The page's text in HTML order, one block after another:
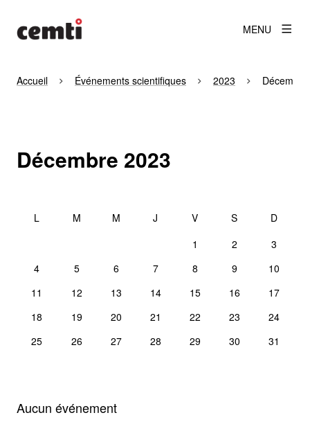
MENU
Accueil Événements scientifiques 2023 Décembre
Décembre 2023
1 2
3
4
5 6 7 8 9
10
11
12 13 14 15 16
17
18
19 20 21 22 23
24
25
26 27 28 29 30 31
Aucun événement